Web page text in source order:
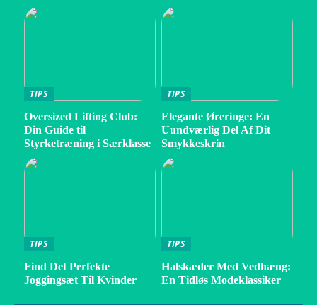
TIPS
Oversized Lifting Club:
Din Guide til
Styrketræning i Særklasse
TIPS
Elegante Øreringe: En
Uundværlig Del Af Dit
Smykkeskrin
TIPS
Find Det Perfekte
Joggingsæt Til Kvinder
TIPS
Halskæder Med Vedhæng:
En Tidløs Modeklassiker